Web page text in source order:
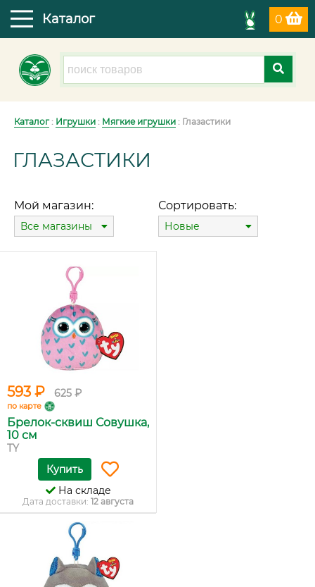
0
Каталог
Каталог: Игрушки : Мягкие игрушки : Глазастики
ГЛАЗАСТИКИ
Мой магазин:
Все магазины
Сортировать:
Новые
593 ₽ 625 ₽
по карте
Брелок-сквиш Совушка,
10 см
TY
Купить
На складе
Дата доставки: 12 августа